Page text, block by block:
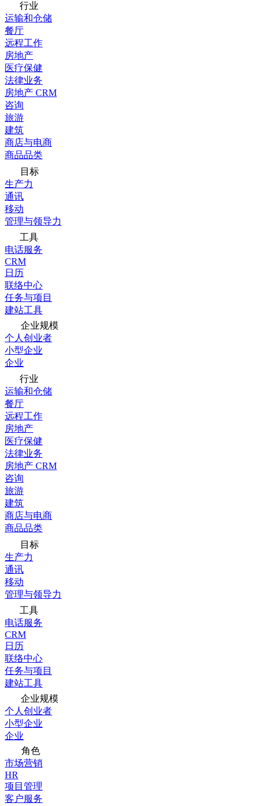
行业
运输和仓储
餐厅
远程工作
房地产
医疗保健
法律业务
房地产 CRM
咨询
旅游
建筑
商店与电商
商品品类
目标
生产力
通讯
移动
管理与领导力
工具
电话服务
CRM
日历
联络中心
任务与项目
建站工具
企业规模
个人创业者
小型企业
企业
行业
运输和仓储
餐厅
远程工作
房地产
医疗保健
法律业务
房地产 CRM
咨询
旅游
建筑
商店与电商
商品品类
目标
生产力
通讯
移动
管理与领导力
工具
电话服务
CRM
日历
联络中心
任务与项目
建站工具
企业规模
个人创业者
小型企业
企业
角色
市场营销
HR
项目管理
客户服务